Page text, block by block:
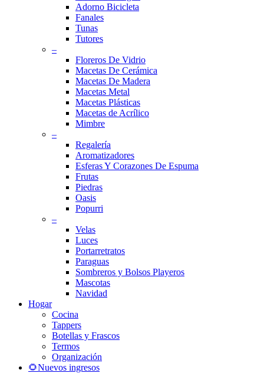
Adorno Bicicleta
Fanales
Tunas
Tutores
–
Floreros De Vidrio
Macetas De Cerámica
Macetas De Madera
Macetas Metal
Macetas Plásticas
Macetas de Acrílico
Mimbre
–
Regalería
Aromatizadores
Esferas Y Corazones De Espuma
Frutas
Piedras
Oasis
Popurri
–
Velas
Luces
Portarretratos
Paraguas
Sombreros y Bolsos Playeros
Mascotas
Navidad
Hogar
Cocina
Tappers
Botellas y Frascos
Termos
Organización
🌻Nuevos ingresos